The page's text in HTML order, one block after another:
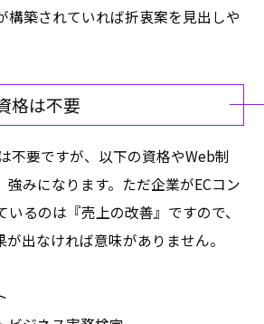
構築されていれば折衷案を見出しや
格は不要
不要ですが、以下の資格やWeb制
強みになります。ただ企業がECコン
るのは『売上の改善』ですので、
出なければ意味がありません。